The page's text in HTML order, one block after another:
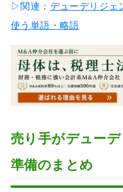
▷関連： デューデリジェ
使う単語・略語
売り手がデュー
準備のまとめ